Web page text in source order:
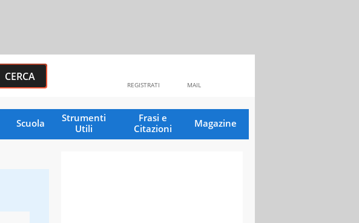
MAIL
REGISTRATI
Scuola
Strumenti
Utili
Frasi e
Citazioni
Magazine